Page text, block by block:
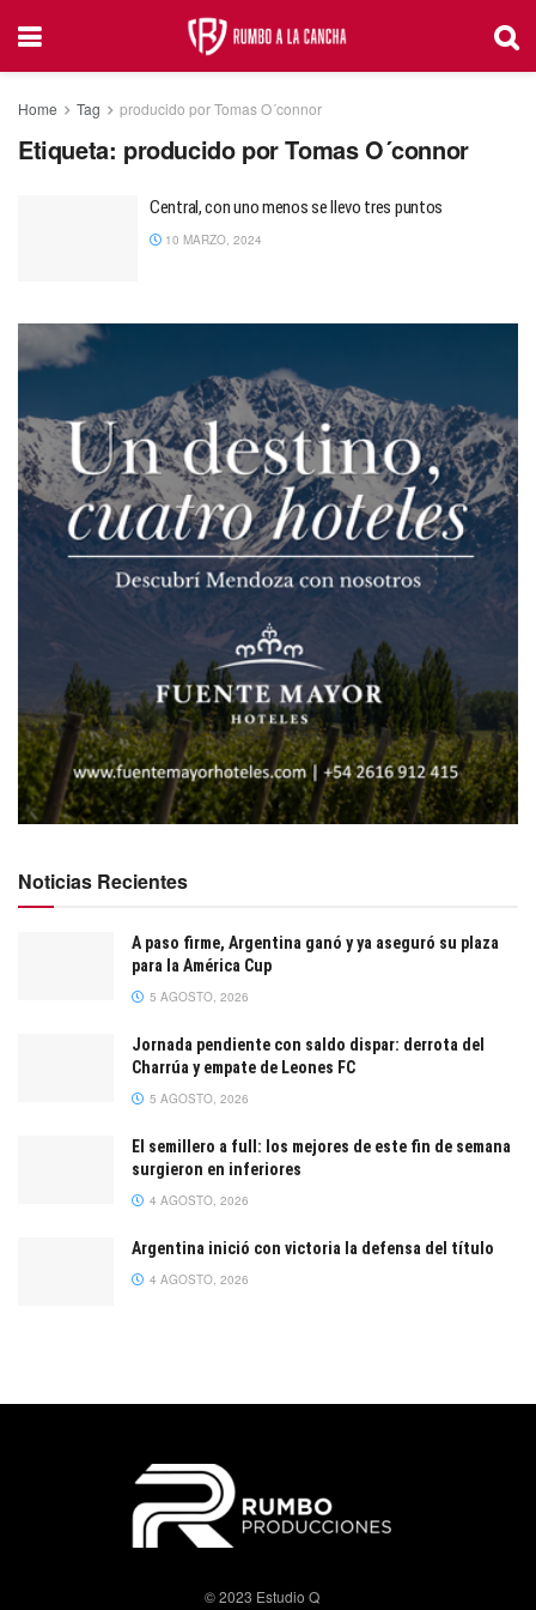
Home Tag producido por Tomas O´connor
Etiqueta: producido por Tomas O´connor
Central, con uno menos se llevo tres puntos
10 MARZO, 2024
Noticias Recientes
A paso firme, Argentina ganó y ya aseguró su plaza
para la América Cup
5 AGOSTO, 2026
Jornada pendiente con saldo dispar: derrota del
Charrúa y empate de Leones FC
5 AGOSTO, 2026
El semillero a full: los mejores de este fin de semana
surgieron en inferiores
4 AGOSTO, 2026
Argentina inició con victoria la defensa del título
4 AGOSTO, 2026
© 2023 Estudio Q